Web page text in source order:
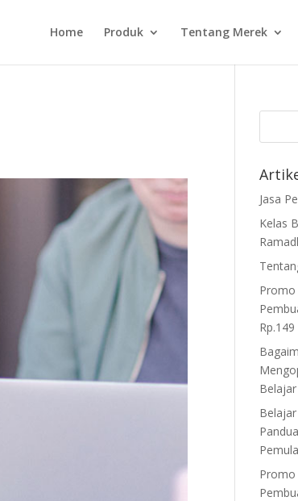
Home Produk Tentang Merek
Jasa
Kelas
Promo
Rp.149
Pemula
Promo